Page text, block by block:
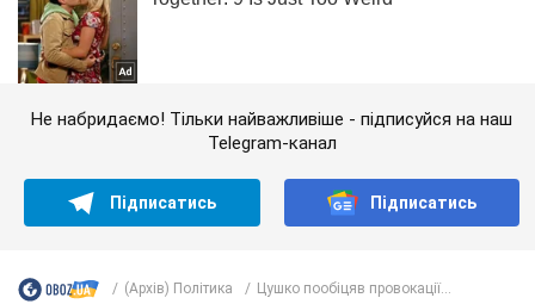
Не набридаємо! Тільки найважливіше - підписуйся на наш
Telegram-канал
Підписатись Підписатись
(Архів) Політика Цушко пообіцяв провокації...